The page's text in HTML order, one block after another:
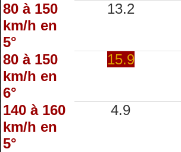
80 à 150
km/h en
5°
13.2
80 à 150
km/h en
6°
15.9
140 à 160
km/h en
5°
4.9